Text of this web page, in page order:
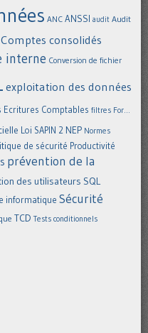
ANC ANSSI audit Audit
Comptes consolidés
interne Conversion de fichier
exploitation des données
Ecritures Comptables filtres For...
Loi SAPIN 2 NEP Normes
de sécurité Productivité
prévention de la
des utilisateurs SQL
informatique Sécurité
TCD Tests conditionnels